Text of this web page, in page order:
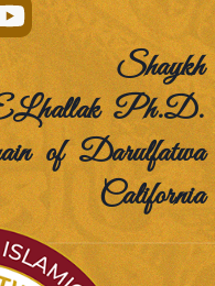
Shaykh
Ph.D.
of Darulfatwa
California